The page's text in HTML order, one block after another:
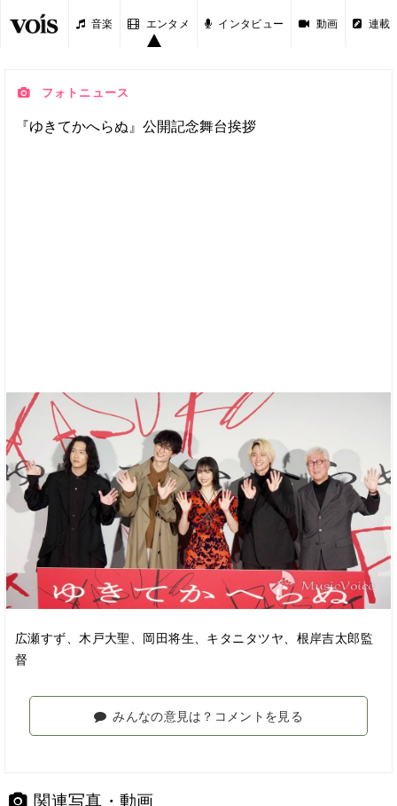
音楽 エンタメ インタビュー 動画 連載
フォトニュース
『ゆきてかへらぬ』公開記念舞台挨拶
広瀬すず、木戸大聖、岡田将生、キタニタツヤ、根岸吉太郎監
督
みんなの意見は？コメントを見る
関連写真・動画